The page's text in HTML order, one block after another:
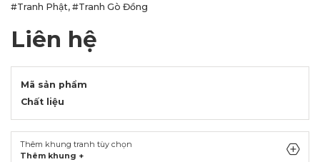
#Tranh Phật, #Tranh Gò Đồng
Liên hệ
Mã sản phẩm
Chất liệu
Thêm khung tranh tùy chọn
Thêm khung +